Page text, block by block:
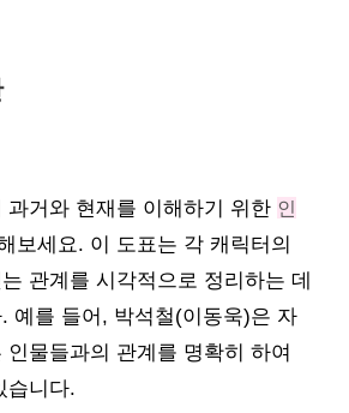
과거와 현재를 이해하기 위한 인
보세요. 이 도표는 각 캐릭터의
관계를 시각적으로 정리하는 데
예를 들어, 박석철(이동욱)은 자
인물들과의 관계를 명확히 하여
습니다.